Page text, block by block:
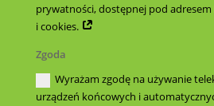
prywatności, dostępnej pod
i cookies.
Zgoda
Wyrażam zgodę na używanie
urządzeń końcowych i